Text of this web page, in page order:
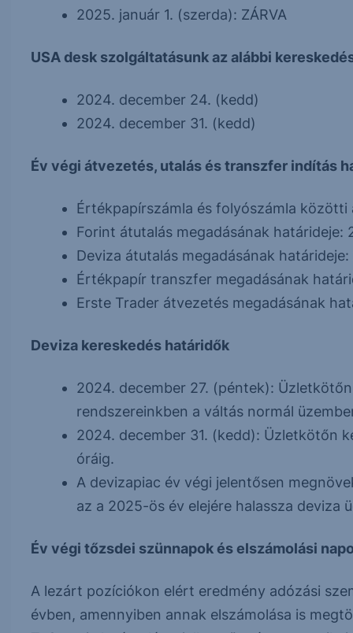
2025. január 1. (szerda): ZÁRVA
USA desk szolgáltatásunk az alábbi
2024. december 24. (kedd)
2024. december 31. (kedd)
Év végi átvezetés, utalás és transzfer indítás
Értékpapírszámla és folyószámla
Forint átutalás megadásának határideje:
Deviza átutalás megadásának
Értékpapír transzfer megadásának
Erste Trader átvezetés megadásának
Deviza kereskedés határidők
2024. december 27. (péntek):
rendszereinkben a váltás normál
2024. december 31. (kedd): Üzletkötőn
óráig.
A devizapiac év végi jelentősen
az a 2025-ös év elejére halassza deviza
Év végi tőzsdei szünnapok és elszámolási
A lezárt pozíciókon elért eredmény adózási
évben, amennyiben annak elszámolása is